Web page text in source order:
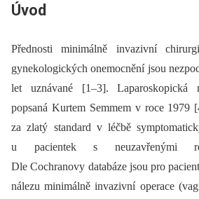
Úvod
Přednosti minimálně invazivní
gynekologických onemocnění jsou
let uznávané [1–3]. Laparoskopická
popsaná Kurtem Semmem v roce 1979
za zlatý standard v léčbě
u pacientek s neuzavřenými
Dle Cochranovy databáze jsou pro
nálezu minimálně invazivní operace